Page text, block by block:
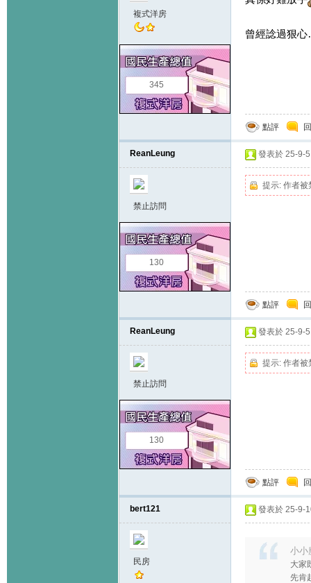
複式洋房
345
曾經諗過狠
點評
ReanLeung
禁止訪問
130
發表於 25-9-
提示: 作者被
點評
ReanLeung
禁止訪問
130
發表於 25-9-
提示: 作者被
點評
bert121
民房
發表於 25-9-
小小
大家
先肯